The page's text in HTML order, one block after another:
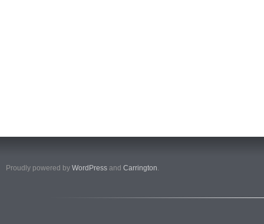
Proudly powered by WordPress and Carrington